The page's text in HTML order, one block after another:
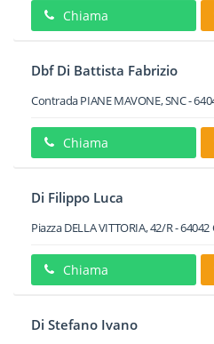
Chiama
Dbf Di Battista Fabrizio
Contrada PIANE MAVONE, SNC-
Chiama
Di Filippo Luca
Piazza DELLA VITTORIA, 42/R-64042
Chiama
Di Stefano Ivano